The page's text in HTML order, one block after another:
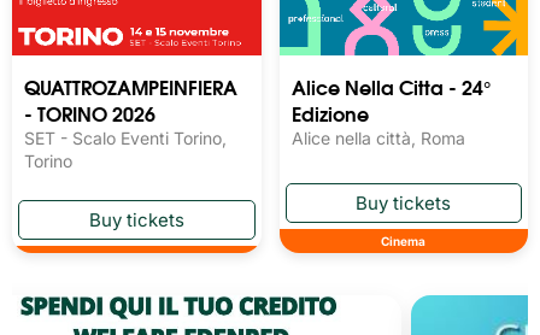
QUATTROZAMPEINFIERA
- TORINO 2026
SET - Scalo Eventi Torino,
Torino
Alice Nella Citta - 24°
Edizione
Alice nella città, Roma
Cinema